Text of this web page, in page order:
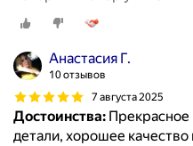
Анастасия Г.
10 отзывов
7 августа 2025
Достоинства:
детали, хорошее качество